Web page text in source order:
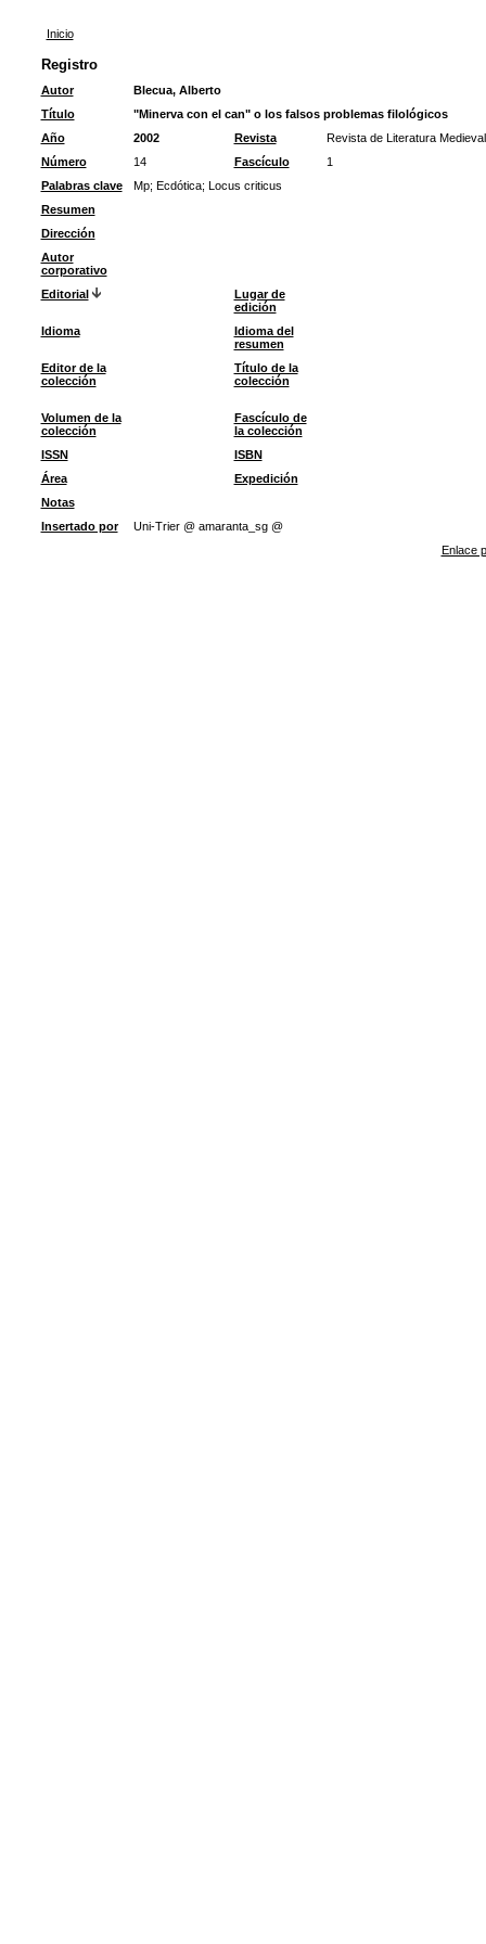
Inicio
Registro
Autor
Blecua, Alberto
Título
"Minerva con el can" o los falsos problemas filológicos
Año
2002 Revista
Revista de Literatura Medieval
Número
14 Fascículo
1
Palabras clave
Mp; Ecdótica; Locus criticus
Resumen
Dirección
Autor
corporativo
Editorial
Lugar de
edición
Idioma
Idioma del
resumen
Editor de la
colección
Título de la
colección
Volumen de la
colección
Fascículo de
la colección
ISSN
ISBN
Área
Expedición
Notas
Insertado por
Uni-Trier @ amaranta_sg @
Enlace